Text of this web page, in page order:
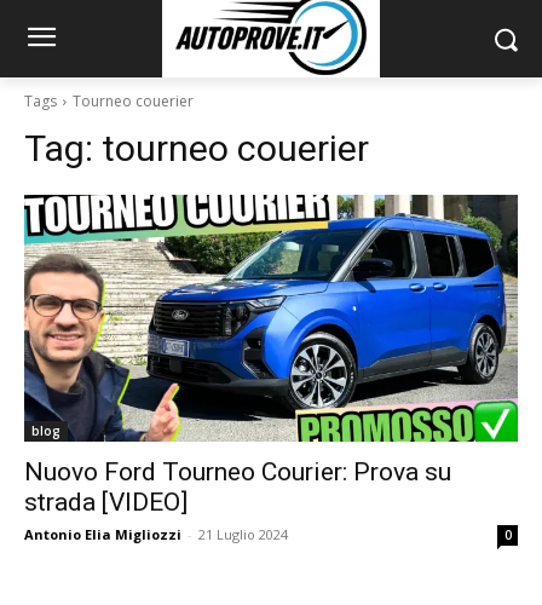
Tags Tourneo couerier
Tag: tourneo couerier
blog
Nuovo Ford Tourneo Courier: Prova su
strada [VIDEO]
Antonio Elia Migliozzi - 21 Luglio 2024 0